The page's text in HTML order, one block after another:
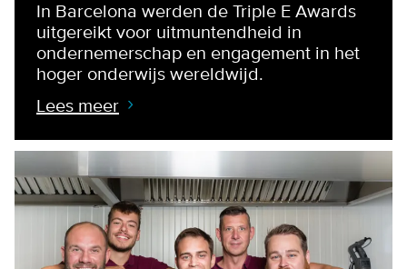
In Barcelona werden de Triple E Awards
uitgereikt voor uitmuntendheid in
ondernemerschap en engagement in het
hoger onderwijs wereldwijd.
Lees meer